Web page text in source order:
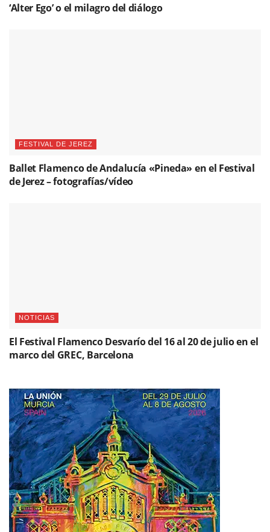
‘Alter Ego’ o el milagro del diálogo
FESTIVAL DE JEREZ
Ballet Flamenco de Andalucía «Pineda» en el Festival
de Jerez – fotografías/vídeo
NOTICIAS
El Festival Flamenco Desvarío del 16 al 20 de julio en el
marco del GREC, Barcelona